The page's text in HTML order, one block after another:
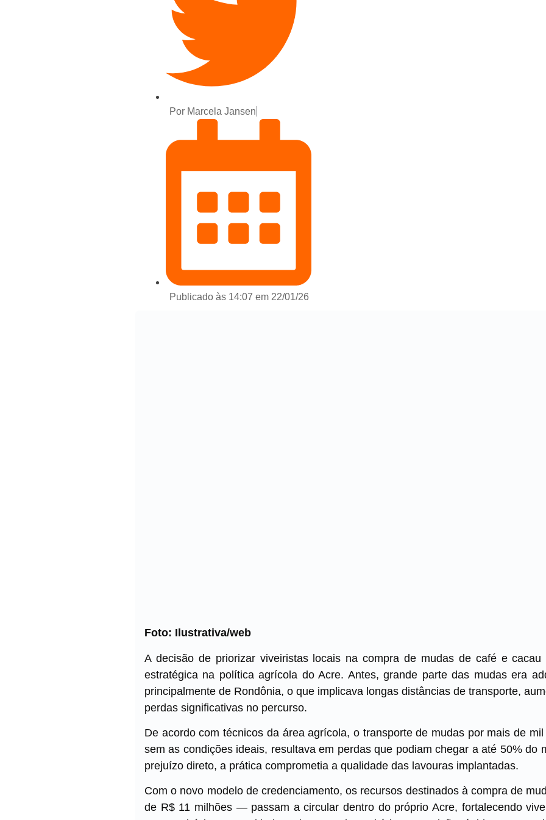
Por Marcela Jansen
Publicado às 14:07 em 22/01/26
Foto: Ilustrativa/web
A decisão de priorizar viveiristas locais na compra de mudas de café e cacau
estratégica na política agrícola do Acre. Antes, grande parte das mudas era
principalmente de Rondônia, o que implicava longas distâncias de transporte,
perdas significativas no percurso.
De acordo com técnicos da área agrícola, o transporte de mudas por mais de
sem as condições ideais, resultava em perdas que podiam chegar a até 50% do
prejuízo direto, a prática comprometia a qualidade das lavouras implantadas.
Com o novo modelo de credenciamento, os recursos destinados à compra de
de R$ 11 milhões — passam a circular dentro do próprio Acre, fortalecendo